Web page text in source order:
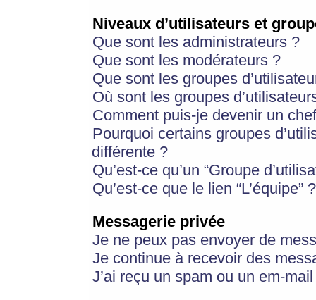
Niveaux d’utilisateurs et
Que sont les administrateurs ?
Que sont les modérateurs ?
Que sont les groupes
Où sont les groupes
Comment puis-je devenir un
Pourquoi certains groupes
différente ?
Qu’est-ce qu’un “Groupe
Qu’est-ce que le lien “L’équipe” ?
Messagerie privée
Je ne peux pas envoyer de
Je continue à recevoir des
J’ai reçu un spam ou un em-